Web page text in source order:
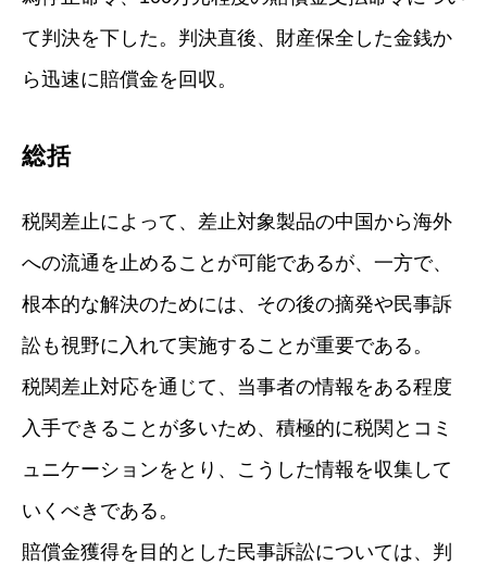
て判決を下した。判決直後、財産保全した金銭か
ら迅速に賠償金を回収。
総括
税関差止によって、差止対象製品の中国から海外
への流通を止めることが可能であるが、一方で、
根本的な解決のためには、その後の摘発や民事訴
訟も視野に入れて実施することが重要である。
税関差止対応を通じて、当事者の情報をある程度
入手できることが多いため、積極的に税関とコミ
ュニケーションをとり、こうした情報を収集して
いくべきである。
賠償金獲得を目的とした民事訴訟については、判